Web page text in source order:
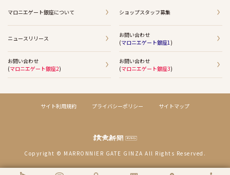
マロニエゲート銀座について ショップスタッフ募集
ニュースリリース
お問い合わせ
(マロニエゲート銀座1 )
お問い合わせ
(マロニエゲート銀座2)
お問い合わせ
(マロニエゲート銀座3)
サイト利用規約 プライバシーポリシー サイトマップ
Copyright © MARRONNIER GATE GINZA All Rights Reserved.